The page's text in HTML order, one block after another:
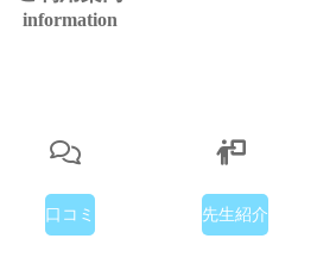
information
口コミ 先生紹介